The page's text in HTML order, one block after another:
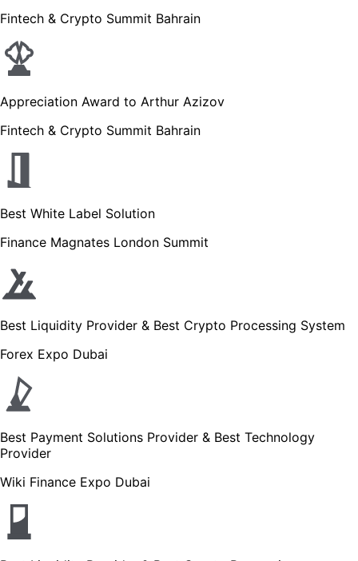
Fintech & Crypto Summit Bahrain
Appreciation Award to Arthur Azizov
Fintech & Crypto Summit Bahrain
Best White Label Solution
Finance Magnates London Summit
Best Liquidity Provider & Best Crypto Processing System
Forex Expo Dubai
Best Payment Solutions Provider & Best Technology
Provider
Wiki Finance Expo Dubai